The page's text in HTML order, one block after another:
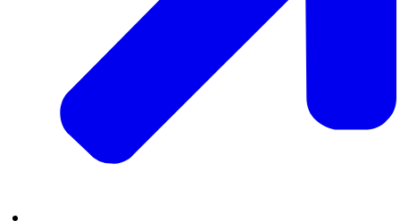
In beeld Jan Slagter, Omroep Max:
Kijk, één Tegen eenzaamheid is de mooie
Het moet gebeuren in de wijken, moet
In beeld Vanessa Steenbergen, De Schoor:
Heb gewoon een beetje interesse. Wie woont er
In beeld Jan Slagter, Omroep Max: